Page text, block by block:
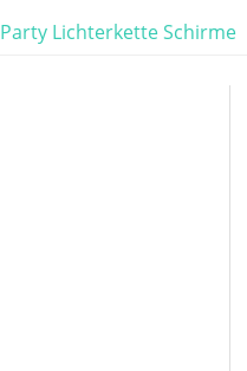
Party Lichterkette Schirme